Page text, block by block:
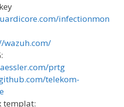
infectionmon
wazuh.com/
prtg
telekom-
templat: